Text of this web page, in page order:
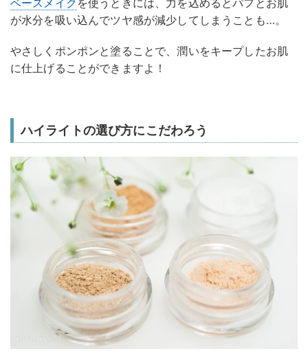
ベースメイク を使うときには、力を込めるとパフとお肌
が水分を吸い込んでツヤ感が減少してしまうことも…。
やさしくポンポンと塗ることで、潤いをキープしたお肌
に仕上げることができますよ！
ハイライトの選び方にこだわろう